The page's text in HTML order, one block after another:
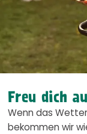
Freu dich
Wenn das
bekommen wir